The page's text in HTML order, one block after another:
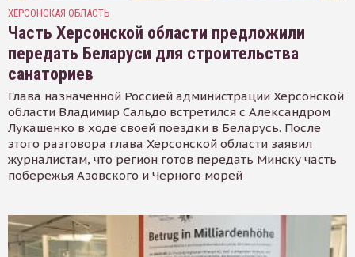
ХЕРСОНСКАЯ ОБЛАСТЬ
Часть Херсонской области предложили
передать Беларуси для строительства
санаториев
Глава назначенной Россией администрации Херсонской
области Владимир Сальдо встретился с Александром
Лукашенко в ходе своей поездки в Беларусь. После
этого разговора глава Херсонской области заявил
журналистам, что регион готов передать Минску часть
побережья Азовского и Черного морей